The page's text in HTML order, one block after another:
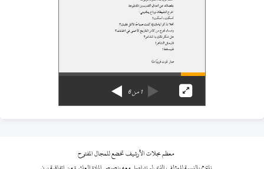
1من6
معظم مجلات الأرشيف تخضع للمجال المفتوح